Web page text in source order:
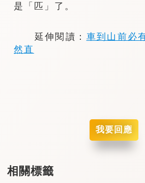
是「匹」了。
延伸閱讀： 車到山前必
然直
我要回應
相關標籤